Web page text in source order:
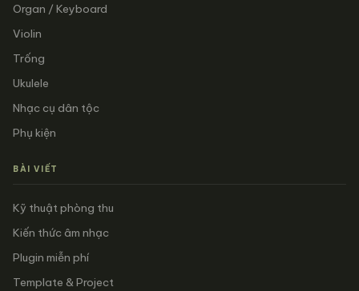
Organ / Keyboard
Violin
Trống
Ukulele
Nhạc cụ dân tộc
Phụ kiện
BÀI VIẾT
Kỹ thuật phòng thu
Kiến thức âm nhạc
Plugin miễn phí
Template & Project